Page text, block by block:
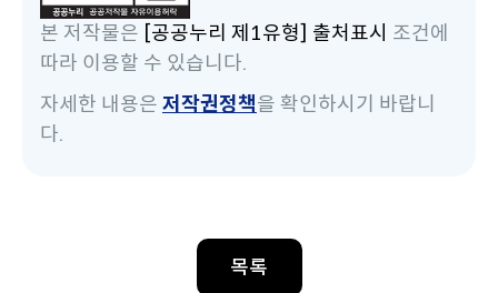
본 저작물은 [공공누리 제1유형] 출처표시 조건에
따라 이용할 수 있습니다.
자세한 내용은 저작권정책을 확인하시기 바랍니
다.
목록